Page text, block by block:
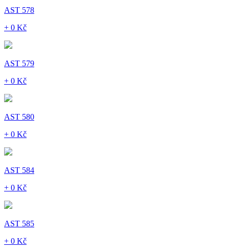
AST 578
+ 0 Kč
AST 579
+ 0 Kč
AST 580
+ 0 Kč
AST 584
+ 0 Kč
AST 585
+ 0 Kč